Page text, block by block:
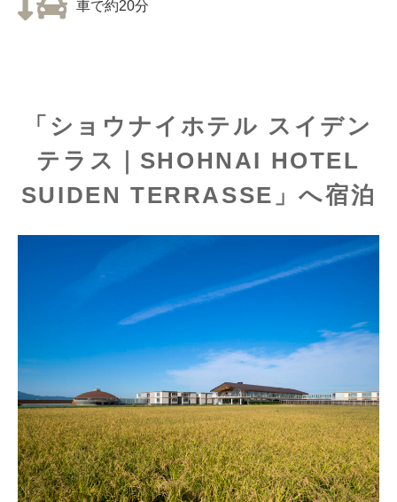
車で約20分
「ショウナイホテル スイデン
テラス｜SHOHNAI HOTEL
SUIDEN TERRASSE」へ宿泊